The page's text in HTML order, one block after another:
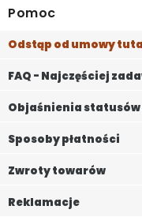
Pomoc
Odstąp od umowy
FAQ - Najczęściej
Objaśnienia
Sposoby płatności
Zwroty towarów
Reklamacje